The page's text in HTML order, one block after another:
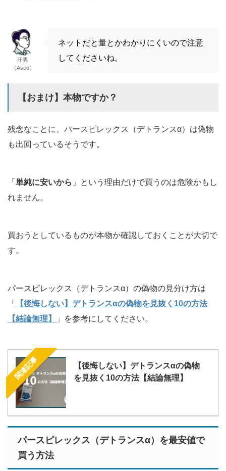
汗男
（Aseo）
ネットだと量とかわかりにくいので注意
してくださいね。
【おまけ】本物ですか？
残念なことに、パースピレックス（デトランスα）は偽物
も出回っているそうです。
「 単純に安いから 」という理由だけで買うのは危険かもし
れません。
買おうとしているものが本物か確認しておくことが大切で
す。
パースピレックス（デトランスα）の偽物の見分け方は
「
【後悔しない】デトランスαの偽物を見抜く10の方法
【結論無理】
」を参考にしてください。
関連記事
【後悔しない】デトランスαの偽物
を見抜く10の方法【結論無理】
パースピレックス（デトランスα）を最安値で
買う方法